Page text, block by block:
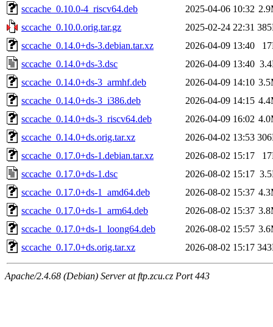
sccache_0.10.0-4_riscv64.deb
2025-04-06 10:32
sccache_0.10.0.orig.tar.gz
2025-02-24 22:31
sccache_0.14.0+ds-3.debian.tar.xz
2026-04-09 13:40
sccache_0.14.0+ds-3.dsc
2026-04-09 13:40
sccache_0.14.0+ds-3_armhf.deb
2026-04-09 14:10
sccache_0.14.0+ds-3_i386.deb
2026-04-09 14:15
sccache_0.14.0+ds-3_riscv64.deb
2026-04-09 16:02
sccache_0.14.0+ds.orig.tar.xz
2026-04-02 13:53
sccache_0.17.0+ds-1.debian.tar.xz
2026-08-02 15:17
sccache_0.17.0+ds-1.dsc
2026-08-02 15:17
sccache_0.17.0+ds-1_amd64.deb
2026-08-02 15:37
sccache_0.17.0+ds-1_arm64.deb
2026-08-02 15:37
sccache_0.17.0+ds-1_loong64.deb
2026-08-02 15:57
sccache_0.17.0+ds.orig.tar.xz
2026-08-02 15:17
Apache/2.4.68 (Debian) Server at ftp.zcu.cz Port 443